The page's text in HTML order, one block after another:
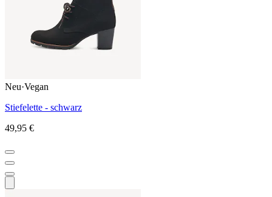
Neu·Vegan
Stiefelette - schwarz
49,95 €